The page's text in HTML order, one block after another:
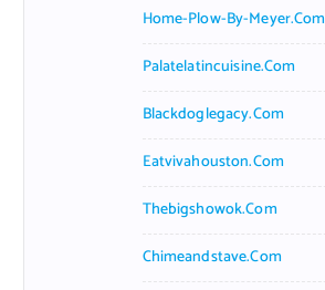
Home-Plow-By-Meyer.com
Palatelatincuisine.com
Blackdoglegacy.com
Eatvivahouston.com
Thebigshowok.com
Chimeandstave.com